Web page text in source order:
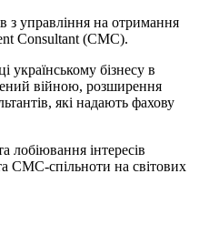
з управління на отримання
Consultant (СМС).
українському бізнесу в
війною, розширення
які надають фахову
лобіювання інтересів
СМС-спільноти на світових